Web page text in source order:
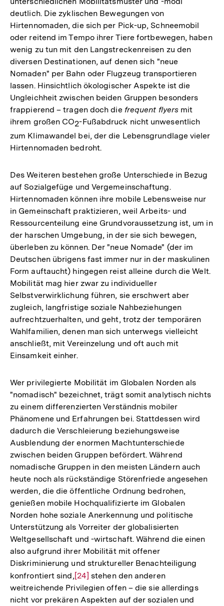
deutlich. Die zyklischen Bewegungen von
Hirtennomaden, die sich per Pick-up, Schneemobil
oder reitend im Tempo ihrer Tiere fortbewegen, haben
wenig zu tun mit den Langstreckenreisen zu den
diversen Destinationen, auf denen sich "neue
Nomaden" per Bahn oder Flugzeug transportieren
lassen. Hinsichtlich ökologischer Aspekte ist die
Ungleichheit zwischen beiden Gruppen besonders
frappierend – tragen doch die frequent flyers mit
ihrem großen CO2-Fußabdruck nicht unwesentlich
zum Klimawandel bei, der die Lebensgrundlage vieler
Hirtennomaden bedroht.
Des Weiteren bestehen große Unterschiede in Bezug
auf Sozialgefüge und Vergemeinschaftung.
Hirtennomaden können ihre mobile Lebensweise nur
in Gemeinschaft praktizieren, weil Arbeits- und
Ressourcenteilung eine Grundvoraussetzung ist, um in
der harschen Umgebung, in der sie sich bewegen,
überleben zu können. Der "neue Nomade" (der im
Deutschen übrigens fast immer nur in der maskulinen
Form auftaucht) hingegen reist alleine durch die Welt.
Mobilität mag hier zwar zu individueller
Selbstverwirklichung führen, sie erschwert aber
zugleich, langfristige soziale Nahbeziehungen
aufrechtzuerhalten, und geht, trotz der temporären
Wahlfamilien, denen man sich unterwegs vielleicht
anschließt, mit Vereinzelung und oft auch mit
Einsamkeit einher.
Wer privilegierte Mobilität im Globalen Norden als
"nomadisch" bezeichnet, trägt somit analytisch nichts
zu einem differenzierten Verständnis mobiler
Phänomene und Erfahrungen bei. Stattdessen wird
dadurch die Verschleierung beziehungsweise
Ausblendung der enormen Machtunterschiede
zwischen beiden Gruppen befördert. Während
nomadische Gruppen in den meisten Ländern auch
heute noch als rückständige Störenfriede angesehen
werden, die die öffentliche Ordnung bedrohen,
genießen mobile Hochqualifizierte im Globalen
Norden hohe soziale Anerkennung und politische
Unterstützung als Vorreiter der globalisierten
Weltgesellschaft und -wirtschaft. Während die einen
also aufgrund ihrer Mobilität mit offener
Diskriminierung und struktureller Benachteiligung
konfrontiert sind,Zur
Auflösung
der
[24] stehen den anderen
weitreichende Privilegien offen – die sie allerdings
nicht vor prekären Aspekten auf der sozialen und